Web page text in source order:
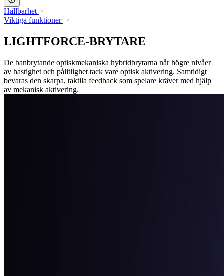
Hållbarhet
Viktiga funktioner
LIGHTFORCE-BRYTARE
De banbrytande optiskmekaniska hybridbrytarna når högre nivåer
av hastighet och pålitlighet tack vare optisk aktivering. Samtidigt
bevaras den skarpa, taktila feedback som spelare kräver med hjälp
av mekanisk aktivering.